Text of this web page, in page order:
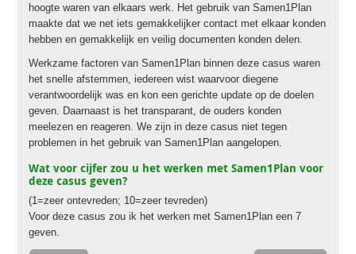
hoogte waren van elkaars werk. Het gebruik van Samen1Plan
maakte dat we net iets gemakkelijker contact met elkaar konden
hebben en gemakkelijk en veilig documenten konden delen.
Werkzame factoren van Samen1Plan binnen deze casus waren
het snelle afstemmen, iedereen wist waarvoor diegene
verantwoordelijk was en kon een gerichte update op de doelen
geven. Daarnaast is het transparant, de ouders konden
meelezen en reageren. We zijn in deze casus niet tegen
problemen in het gebruik van Samen1Plan aangelopen.
Wat voor cijfer zou u het werken met Samen1Plan voor
deze casus geven?
(1=zeer ontevreden; 10=zeer tevreden)
Voor deze casus zou ik het werken met Samen1Plan een 7
geven.